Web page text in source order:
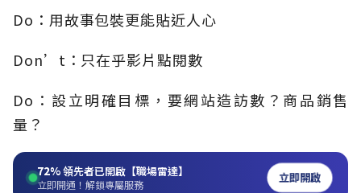
Do：用故事包裝更能貼近人心
Don’t：只在乎影片點閱數
Do：設立明確目標，要網站造訪數？商品銷售
量？
72%領先者已開啟【職場雷達】
立即開通！解鎖專屬服務 立即開啟